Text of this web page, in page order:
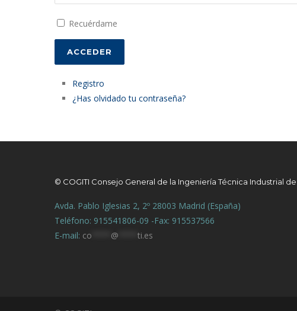
Recuérdame
ACCEDER
Registro
¿Has olvidado tu contraseña?
© COGITI Consejo General de la Ingeniería Técnica Industrial de
Avda. Pablo Iglesias 2, 2º 28003 Madrid (España)
Teléfono: 915541806-09 -Fax: 915537566
E-mail: co @ ti.es